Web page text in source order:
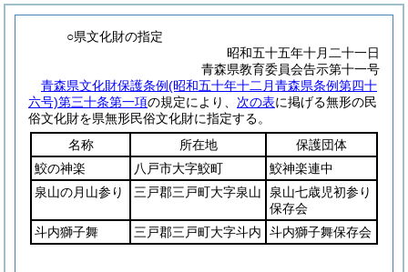
○県文化財の指定
昭和五十五年十月二十一日
青森県教育委員会告示第十一号
青森県文化財保護条例(昭和五十年十二月青森県条例第四十
六号)第三十条第一項の規定により、 次の表に掲げる無形の民
俗文化財を県無形民俗文化財に指定する。
名称
所在地
保護団体
鮫の神楽
八戸市大字鮫町
鮫神楽連中
泉山の月山参り
三戸郡三戸町大字泉山
泉山七歳児初参り
保存会
斗内獅子舞
三戸郡三戸町大字斗内 斗内獅子舞保存会